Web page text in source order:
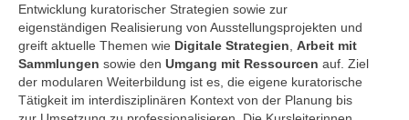
Entwicklung kuratorischer Strategien sowie zur
eigenständigen Realisierung von Ausstellungsprojekten und
greift aktuelle Themen wie Digitale Strategien Arbeit mit
Sammlungen sowie den Umgang mit Ressourcen auf. Ziel
der modularen Weiterbildung ist es, die eigene kuratorische
Tätigkeit im interdisziplinären Kontext von der Planung bis